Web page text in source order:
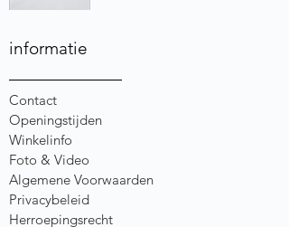
informatie
Contact
Openingstijden
Winkelinfo
Foto & Video
Algemene Voorwaarden
Privacybeleid
Herroepingsrecht